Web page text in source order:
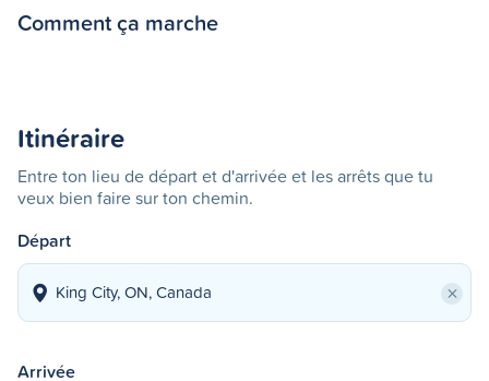
Comment ça marche
Itinéraire
Entre ton lieu de départ et d'arrivée et les arrêts que tu
veux bien faire sur ton chemin.
Départ
×
Arrivée